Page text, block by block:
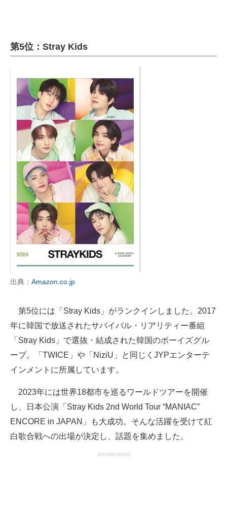
第5位：Stray Kids
出典： Amazon.co.jp
第5位には「Stray Kids」がランクインしました。2017
年に韓国で放送されたサバイバル・リアリティー番組
「Stray Kids」で選抜・結成された韓国のボーイズグル
ープ。「TWICE」や「NiziU」と同じくJYPエンターテ
インメントに所属しています。
2023年には世界18都市を巡るワールドツアーを開催
し、日本公演「Stray Kids 2nd World Tour “MANIAC”
ENCORE in JAPAN」も大成功。そんな活躍を受けて紅
白歌合戦への出場が決定し、話題を集めました。
advertisement